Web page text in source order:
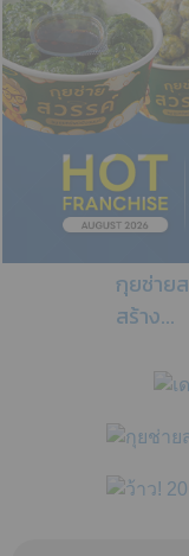
กุยช่าย
สร้าง...